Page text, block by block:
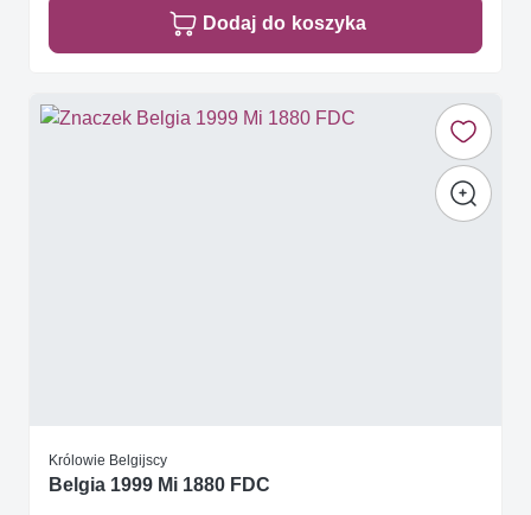
Dodaj do koszyka
Królowie Belgijscy
Belgia 1999 Mi 1880 FDC